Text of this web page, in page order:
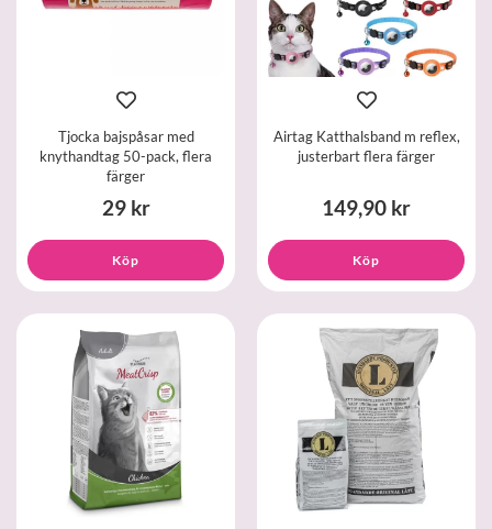
Tjocka bajspåsar med
knythandtag 50-pack, flera
färger
29 kr
Köp
Airtag Katthalsband m reflex,
justerbart flera färger
149,90 kr
Köp